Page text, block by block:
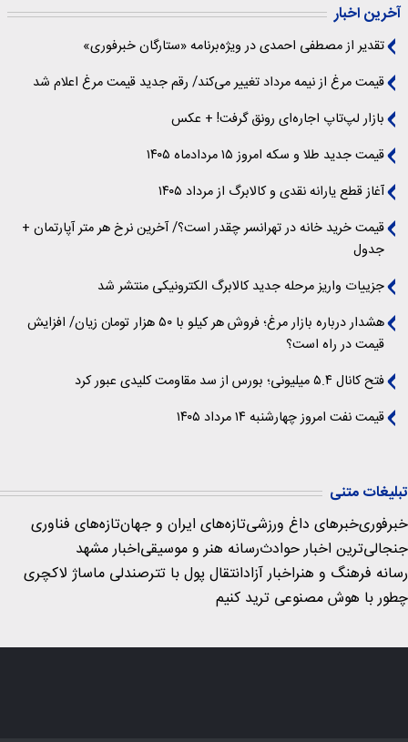
آخرین اخبار
تقدیر از مصطفی احمدی در ویژه‌برنامه «ستارگان خبرفوری»
قیمت مرغ از نیمه مرداد تغییر می‌کند/ رقم جدید قیمت مرغ اعلام شد
بازار لپ‌تاپ اجاره‌ای رونق گرفت! + عکس
قیمت جدید طلا و سکه امروز ۱۵ مردادماه ۱۴۰۵
آغاز قطع یارانه نقدی و کالابرگ از مرداد ۱۴۰۵
قیمت خرید خانه در تهرانسر چقدر است؟/ آخرین نرخ هر متر آپارتمان +
جدول
جزییات واریز مرحله جدید کالابرگ الکترونیکی منتشر شد
هشدار درباره بازار مرغ؛ فروش هر کیلو با ۵۰ هزار تومان زیان/ افزایش
قیمت در راه است؟
فتح کانال ۵.۴ میلیونی؛ بورس از سد مقاومت کلیدی عبور کرد
قیمت نفت امروز چهارشنبه ۱۴ مرداد ۱۴۰۵
تبلیغات متنی
خبرفوریخبرهای داغ ورزشیتازه‌های ایران و جهانتازه‌های فناوری
جنجالی‌ترین اخبار حوادثرسانه هنر و موسیقیاخبار مشهد
رسانه فرهنگ و هنراخبار آزادانتقال پول با تترصندلی ماساژ لاکچری
چطور با هوش مصنوعی ترید کنیم